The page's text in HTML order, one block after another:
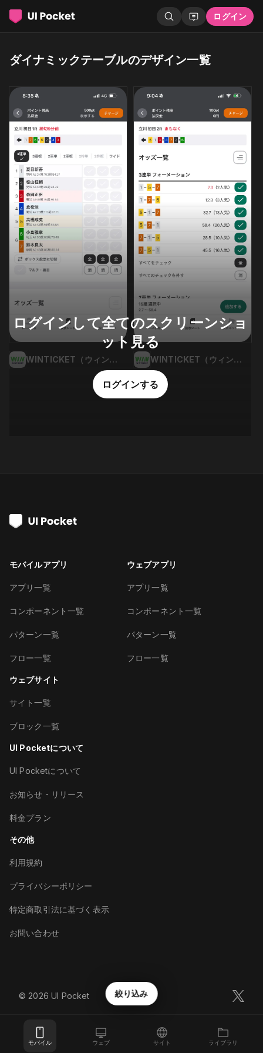
ログイン
モバイル ウェブ サイト ライブラリ
絞り込み
ダイナミックテーブルのデザイン一覧
WINTICKET（ウィンチケット） WINTICKET（ウィンチケット）
ログインして全てのスクリーンショ
ット見る
ログインする
モバイルアプリ
アプリ一覧
コンポーネント一覧
パターン一覧
フロー一覧
ウェブアプリ
アプリ一覧
コンポーネント一覧
パターン一覧
フロー一覧
ウェブサイト
サイト一覧
ブロック一覧
UI Pocketについて
UI Pocketについて
お知らせ・リリース
料金プラン
その他
利用規約
プライバシーポリシー
特定商取引法に基づく表示
お問い合わせ
©︎ 2026 UI Pocket